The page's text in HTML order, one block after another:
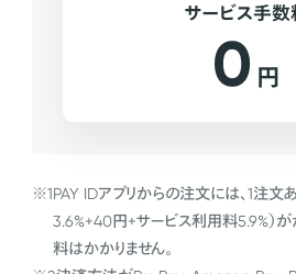
サービス手数
0 円
※1PAY IDアプリからの注文には、1注文
3.6%+40円+サービス利用料5.9%）が
料はかかりません。